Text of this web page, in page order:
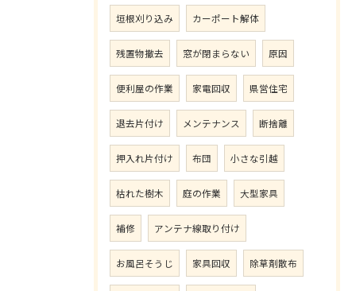
垣根刈り込み カーポート解体
残置物撤去 窓が閉まらない 原因
便利屋の作業 家電回収 県営住宅
退去片付け メンテナンス 断捨離
押入れ片付け 布団 小さな引越
枯れた樹木 庭の作業 大型家具
補修 アンテナ線取り付け
お風呂そうじ 家具回収 除草剤散布